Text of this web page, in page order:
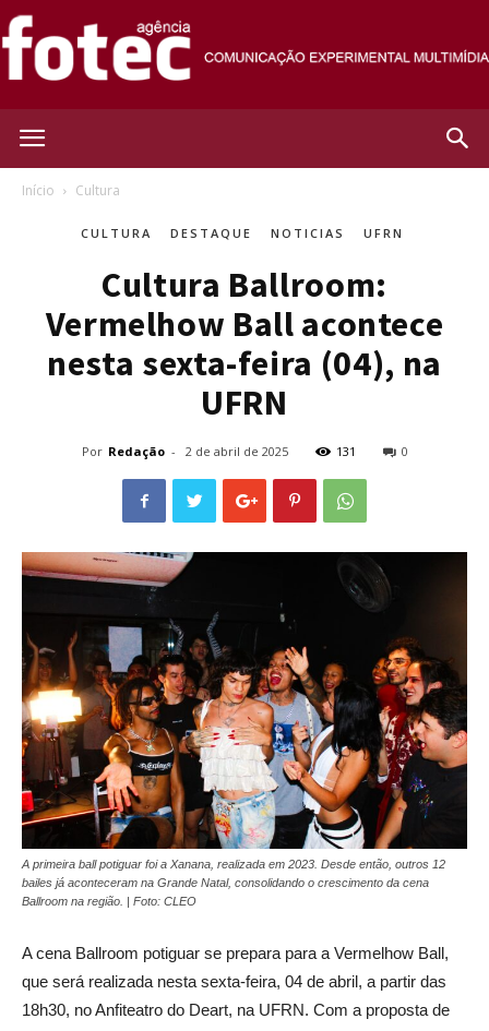
Início Cultura
CULTURA DESTAQUE NOTICIAS UFRN
Cultura Ballroom:
Vermelhow Ball acontece
nesta sexta-feira (04), na
UFRN
Por Redação - 2 de abril de 2025 131 0
A primeira ball potiguar foi a Xanana, realizada em 2023. Desde então, outros 12
bailes já aconteceram na Grande Natal, consolidando o crescimento da cena
Ballroom na região. | Foto: CLEO
A cena Ballroom potiguar se prepara para a Vermelhow Ball,
que será realizada nesta sexta-feira, 04 de abril, a partir das
18h30, no Anfiteatro do Deart, na UFRN. Com a proposta de